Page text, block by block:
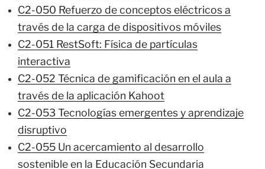
C2-050 Refuerzo de conceptos eléctricos a
través de la carga de dispositivos móviles
C2-051 RestSoft: Física de partículas
interactiva
C2-052 Técnica de gamificación en el aula a
través de la aplicación Kahoot
C2-053 Tecnologías emergentes y aprendizaje
disruptivo
C2-055 Un acercamiento al desarrollo
sostenible en la Educación Secundaria